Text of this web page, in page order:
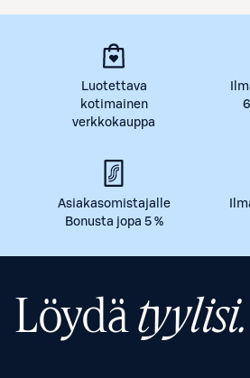
Luotettava
kotimainen
verkkokauppa
Asiakasomistajalle
Bonusta jopa 5 %
Löydätyylisi.